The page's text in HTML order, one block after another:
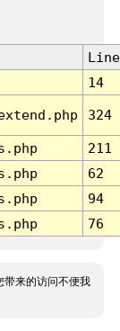
Line
14
324
211
62
94
76
带来的访问不便我